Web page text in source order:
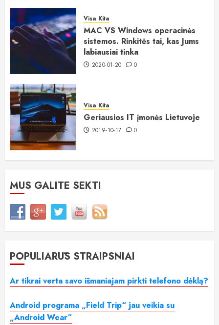
Visa Kita
MAC VS Windows operacinės
sistemos. Rinkitės tai, kas Jums
labiausiai tinka
2020-01-20 0
Visa Kita
Geriausios IT įmonės Lietuvoje
2019-10-17 0
MUS GALITE SEKTI
POPULIARŪS STRAIPSNIAI
Ar tikrai verta savo išmaniajam pirkti telefono dėklą?
Android programa „Field Trip“ jau veikia su
„Android Wear“